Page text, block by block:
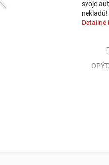
svoje
nekladú!
Detailné